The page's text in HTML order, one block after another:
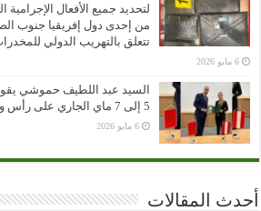
لتحديد جميع الأفعال
من إحدى دول إفريقيا جنوب
تتعلق بالتهريب الدولي
6 مايو 2026
السيد عبد اللطيف حموشي
5 إلى 7 ماي الجاري على رأس وفد أمني هام
6 مايو 2026
أحدث المقالات